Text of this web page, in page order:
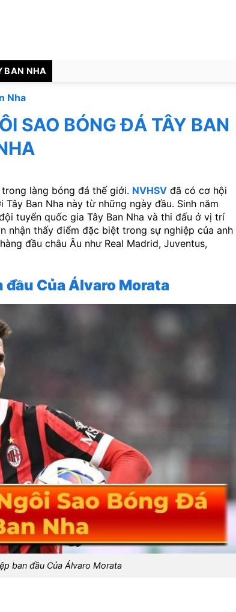
BAN NHA
Nha
SAO BÓNG ĐÁ TÂY BAN
làng bóng đá thế giới. NVHSV đã có cơ hội
Ban Nha này từ những ngày đầu. Sinh năm
tuyển quốc gia Tây Ban Nha và thi đấu ở vị trí
nhận thấy điểm đặc biệt trong sự nghiệp của anh
đầu châu Âu như Real Madrid, Juventus,
Của Álvaro Morata
ban đầu Của Álvaro Morata